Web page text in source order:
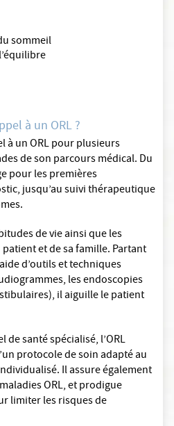
sommeil
à un ORL ?
à un ORL pour plusieurs
de son parcours médical. Du
pour les premières
jusqu’au suivi thérapeutique
de vie ainsi que les
et de sa famille. Partant
d’outils et techniques
les endoscopies
il aiguille le patient
santé spécialisé, l’ORL
protocole de soin adapté au
Il assure également
ORL, et prodigue
limiter les risques de